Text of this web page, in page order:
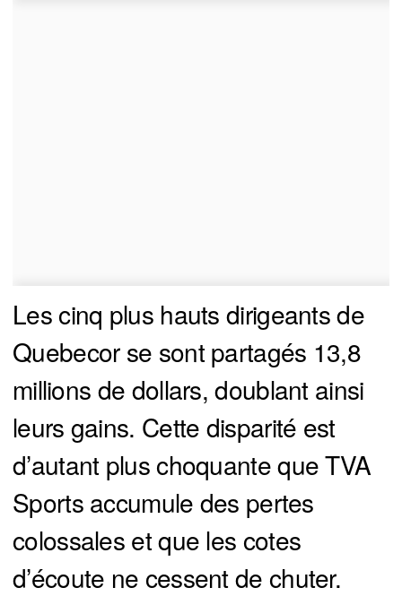
Les cinq plus hauts dirigeants de
Quebecor se sont partagés 13,8
millions de dollars, doublant ainsi
leurs gains. Cette disparité est
d’autant plus choquante que TVA
Sports accumule des pertes
colossales et que les cotes
d’écoute ne cessent de chuter.